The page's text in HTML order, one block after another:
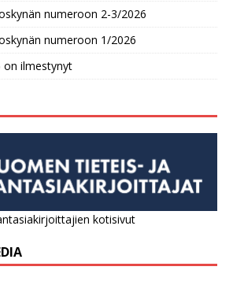
numeroon 2-3/2026
numeroon 1/2026
on ilmestynyt
kotisivut